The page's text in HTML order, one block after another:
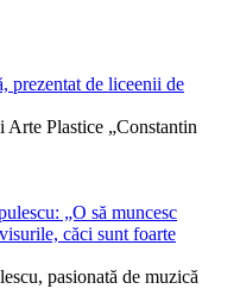
prezentat de liceenii de
Plastice „Constantin
„O să muncesc
căci sunt foarte
pasionată de muzică